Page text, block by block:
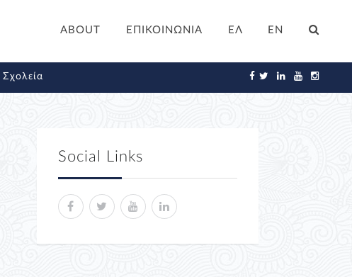
ABOUT ΕΠΙΚΟΙΝΩΝΙΑ ΕΛ EN
Σχολεία
Social Links